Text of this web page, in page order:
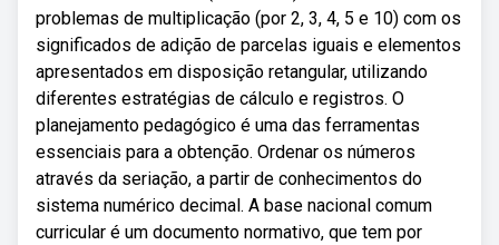
problemas de multiplicação (por 2, 3, 4, 5 e 10) com os
significados de adição de parcelas iguais e elementos
apresentados em disposição retangular, utilizando
diferentes estratégias de cálculo e registros. O
planejamento pedagógico é uma das ferramentas
essenciais para a obtenção. Ordenar os números
através da seriação, a partir de conhecimentos do
sistema numérico decimal. A base nacional comum
curricular é um documento normativo, que tem por